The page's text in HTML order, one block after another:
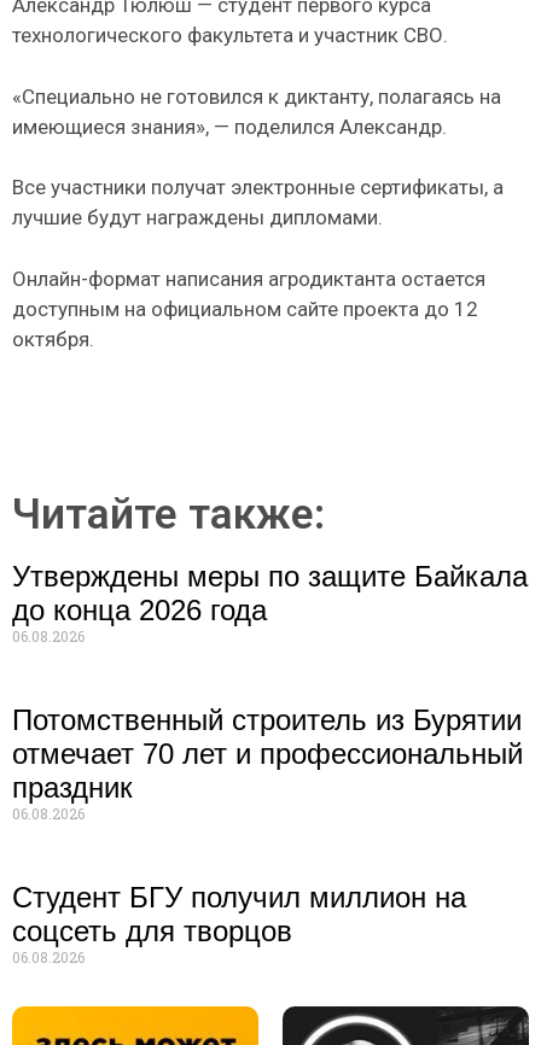
Александр Тюлюш — студент первого курса
технологического факультета и участник СВО.
«Специально не готовился к диктанту, полагаясь на
имеющиеся знания», — поделился Александр.
Все участники получат электронные сертификаты, а
лучшие будут награждены дипломами.
Онлайн-формат написания агродиктанта остается
доступным на официальном сайте проекта до 12
октября.
Читайте также:
Утверждены меры по защите Байкала
до конца 2026 года
06.08.2026
Потомственный строитель из Бурятии
отмечает 70 лет и профессиональный
праздник
06.08.2026
Студент БГУ получил миллион на
соцсеть для творцов
06.08.2026